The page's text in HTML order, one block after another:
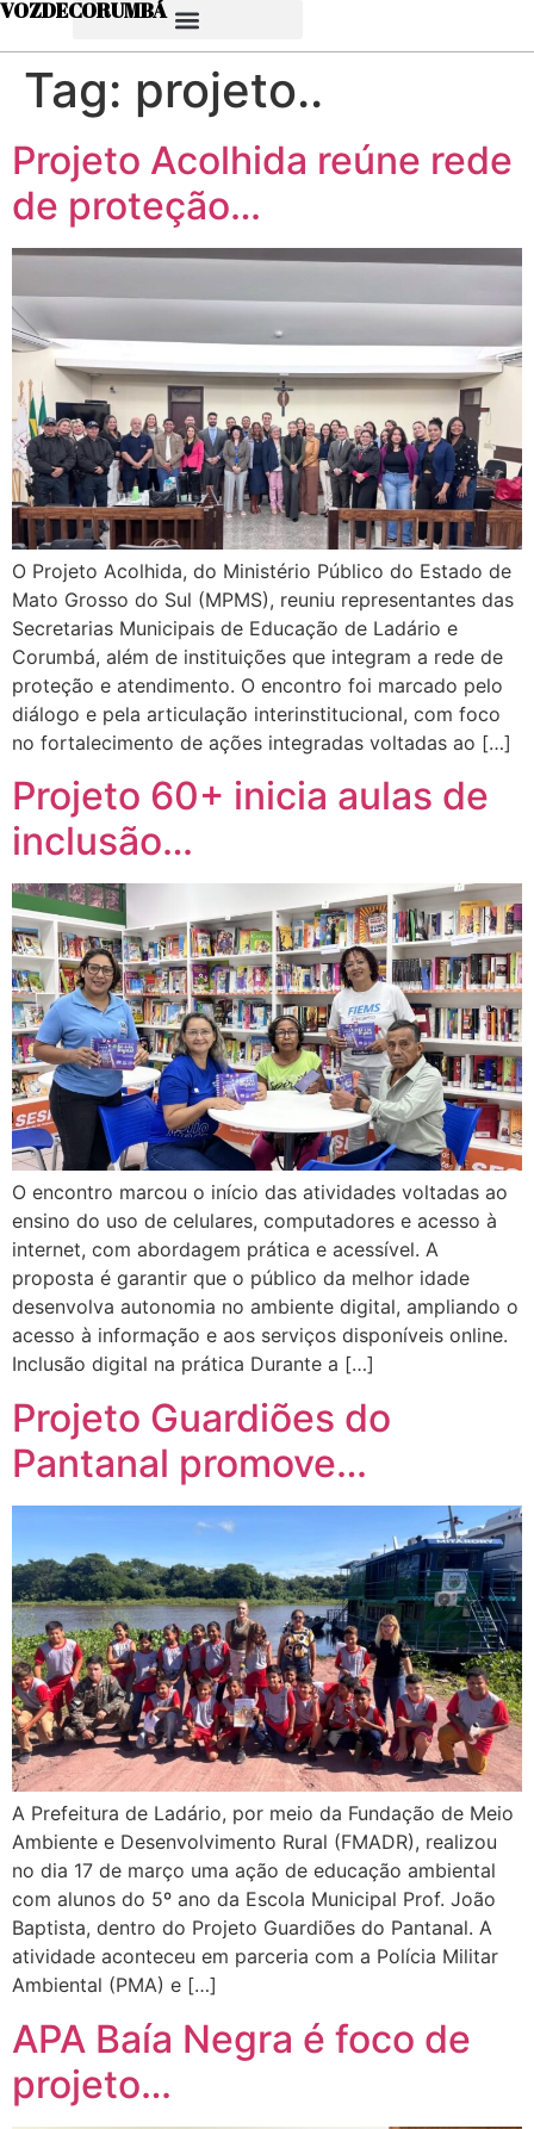
VOZDECORUMBÁ
Tag: projeto..
Projeto Acolhida reúne rede
de proteção…
O Projeto Acolhida, do Ministério Público do Estado de
Mato Grosso do Sul (MPMS), reuniu representantes das
Secretarias Municipais de Educação de Ladário e
Corumbá, além de instituições que integram a rede de
proteção e atendimento. O encontro foi marcado pelo
diálogo e pela articulação interinstitucional, com foco
no fortalecimento de ações integradas voltadas ao […]
Projeto 60+ inicia aulas de
inclusão…
O encontro marcou o início das atividades voltadas ao
ensino do uso de celulares, computadores e acesso à
internet, com abordagem prática e acessível. A
proposta é garantir que o público da melhor idade
desenvolva autonomia no ambiente digital, ampliando o
acesso à informação e aos serviços disponíveis online.
Inclusão digital na prática Durante a […]
Projeto Guardiões do
Pantanal promove…
A Prefeitura de Ladário, por meio da Fundação de Meio
Ambiente e Desenvolvimento Rural (FMADR), realizou
no dia 17 de março uma ação de educação ambiental
com alunos do 5º ano da Escola Municipal Prof. João
Baptista, dentro do Projeto Guardiões do Pantanal. A
atividade aconteceu em parceria com a Polícia Militar
Ambiental (PMA) e […]
APA Baía Negra é foco de
projeto…